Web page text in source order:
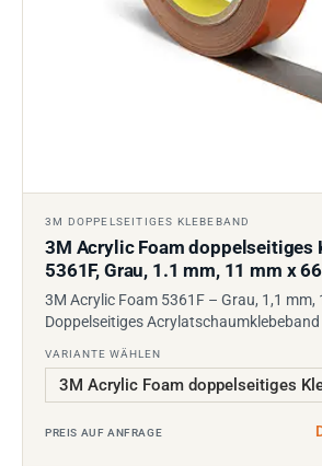
3M DOPPELSEITIGES KLEBEBAND
3M Acrylic Foam doppelseitiges
5361F, Grau, 1.1 mm, 11 mm x
3M Acrylic Foam 5361F – Grau, 1,1 mm,
Doppelseitiges
VARIANTE WÄHLEN
PREIS AUF ANFRAGE